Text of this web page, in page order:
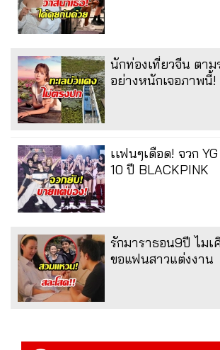
นักท่องเที่ยวจีน ตา
อย่างหนักเจอภาพนี้!
เเฟนๆเดือด! จวก
10 ปี BLACKPINK
รักมาราธอน9ปี ไมเ
ขอแฟนสาวแต่งงาน